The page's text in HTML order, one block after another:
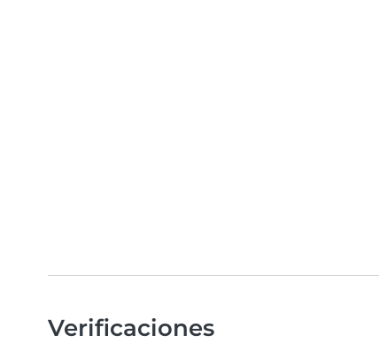
Verificaciones